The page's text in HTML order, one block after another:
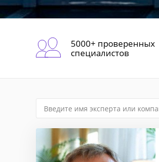
5000+ проверенных
специалистов